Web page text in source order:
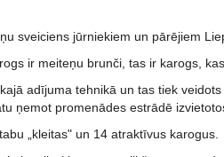
sveiciens jūrniekiem un pārējiem
ir meiteņu brunči, tas ir karogs,
adījuma tehnikā un tas tiek
ņemot promenādes estrādē
„kleitas" un 14 atraktīvus karogus.